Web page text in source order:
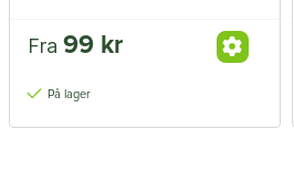
Fra99 kr
På lager